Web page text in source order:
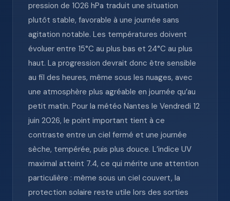
pression de 1026 hPa traduit une situation
plutôt stable, favorable à une journée sans
agitation notable. Les températures doivent
évoluer entre 15°C au plus bas et 24°C au plus
haut. La progression devrait donc être sensible
au fil des heures, même sous les nuages, avec
une atmosphère plus agréable en journée qu’au
petit matin. Pour la météo Nantes le Vendredi 12
juin 2026, le point important tient à ce
contraste entre un ciel fermé et une journée
sèche, tempérée, puis plus douce. L’indice UV
maximal atteint 7.4, ce qui mérite une attention
particulière : même sous un ciel couvert, la
protection solaire reste utile lors des sorties